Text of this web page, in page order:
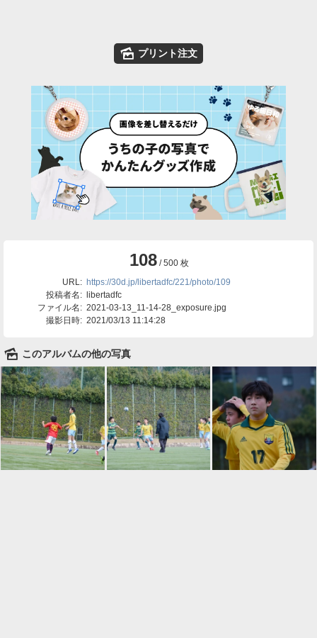
🌄 プリント注文
108/ 500 枚
URL: https://30d.jp/libertadfc/221/photo/109
投稿者名: libertadfc
ファイル名: 2021-03-13_11-14-28_exposure.jpg
撮影日時: 2021/03/13 11:14:28
🌄 このアルバムの他の写真